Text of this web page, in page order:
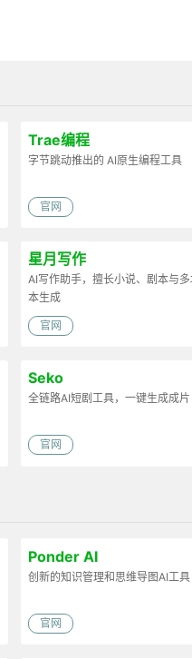
Trae编程
字节跳动推出的 AI原生编程工具
官网
星月写作
AI写作助手，擅长小说、剧本与
本生成
官网
Seko
全链路AI短剧工具，一键生成成片
官网
Ponder AI
创新的知识管理和思维导图AI工具
官网